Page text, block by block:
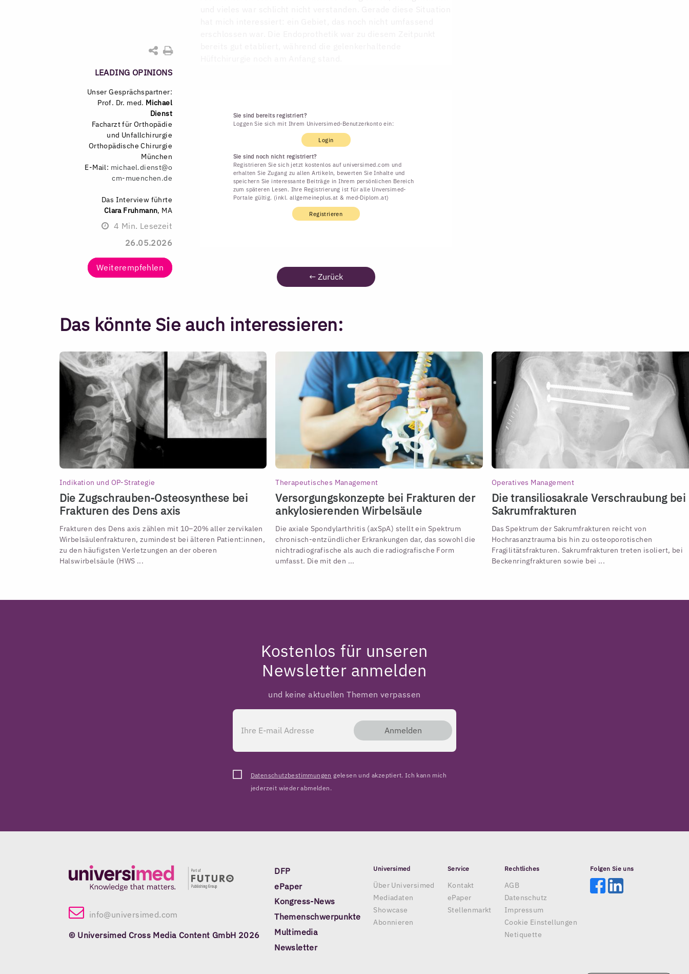
LEADING OPINIONS
Unser Gesprächspartner:
Prof. Dr. med. Michael
Dienst
Facharzt für Orthopädie
und Unfallchirurgie
Orthopädische Chirurgie
München
E-Mail: michael.dienst@o
cm-muenchen.de
Das Interview führte
Clara Fruhmann, MA
4 Min. Lesezeit
26.05.2026
Weiterempfehlen
Sie sind bereits registriert?
Loggen Sie sich mit Ihrem Universimed-Benutzerkonto ein:
Login
Sie sind noch nicht registriert?
Registrieren Sie sich jetzt kostenlos auf universimed.com und
erhalten Sie Zugang zu allen Artikeln, bewerten Sie Inhalte und
speichern Sie interessante Beiträge in Ihrem persönlichen Bereich
zum späteren Lesen. Ihre Registrierung ist für alle Unversimed-
Portale gültig. (inkl. allgemeineplus.at & med-Diplom.at)
Registrieren
← Zurück
Das könnte Sie auch interessieren:
Indikation und OP-Strategie
Die Zugschrauben-Osteosynthese bei
Frakturen des Dens axis
Frakturen des Dens axis zählen mit 10–20% aller zervikalen
Wirbelsäulenfrakturen, zumindest bei älteren Patient:innen,
zu den häufigsten Verletzungen an der oberen
Halswirbelsäule (HWS ...
Therapeutisches Management
Versorgungskonzepte bei Frakturen der
ankylosierenden Wirbelsäule
Die axiale Spondylarthritis (axSpA) stellt ein Spektrum
chronisch-entzündlicher Erkrankungen dar, das sowohl die
nichtradiografische als auch die radiografische Form
umfasst. Die mit den ...
Operatives Management
Die transiliosakrale Verschraubung bei
Sakrumfrakturen
Das Spektrum der Sakrumfrakturen reicht von
Hochrasanztrauma bis hin zu osteoporotischen
Fragilitätsfrakturen. Sakrumfrakturen treten isoliert, bei
Beckenringfrakturen sowie bei ...
Kostenlos für unseren
Newsletter anmelden
und keine aktuellen Themen verpassen
Anmelden
Datenschutzbestimmungen gelesen und akzeptiert. Ich kann mich
jederzeit wieder abmelden.
info@universimed.com
© Universimed Cross Media Content GmbH 2026
DFP
ePaper
Kongress-News
Themenschwerpunkte
Multimedia
Newsletter
Universimed
Über Universimed
Mediadaten
Showcase
Abonnieren
Service
Kontakt
ePaper
Stellenmarkt
Rechtliches
AGB
Datenschutz
Impressum
Cookie Einstellungen
Netiquette
Folgen Sie uns